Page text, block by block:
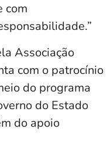
com
Associação
com o patrocínio
do programa
do Estado
do apoio